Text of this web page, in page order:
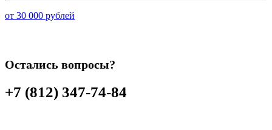
от 30 000 рублей
Остались вопросы?
+7 (812) 347-74-84